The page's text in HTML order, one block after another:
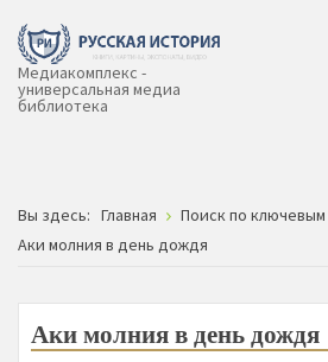
Медиакомплекс -
универсальная медиа
библиотека
Вы здесь: Главная
Поиск по ключевым
Аки молния в день дождя
Аки молния в день дождя